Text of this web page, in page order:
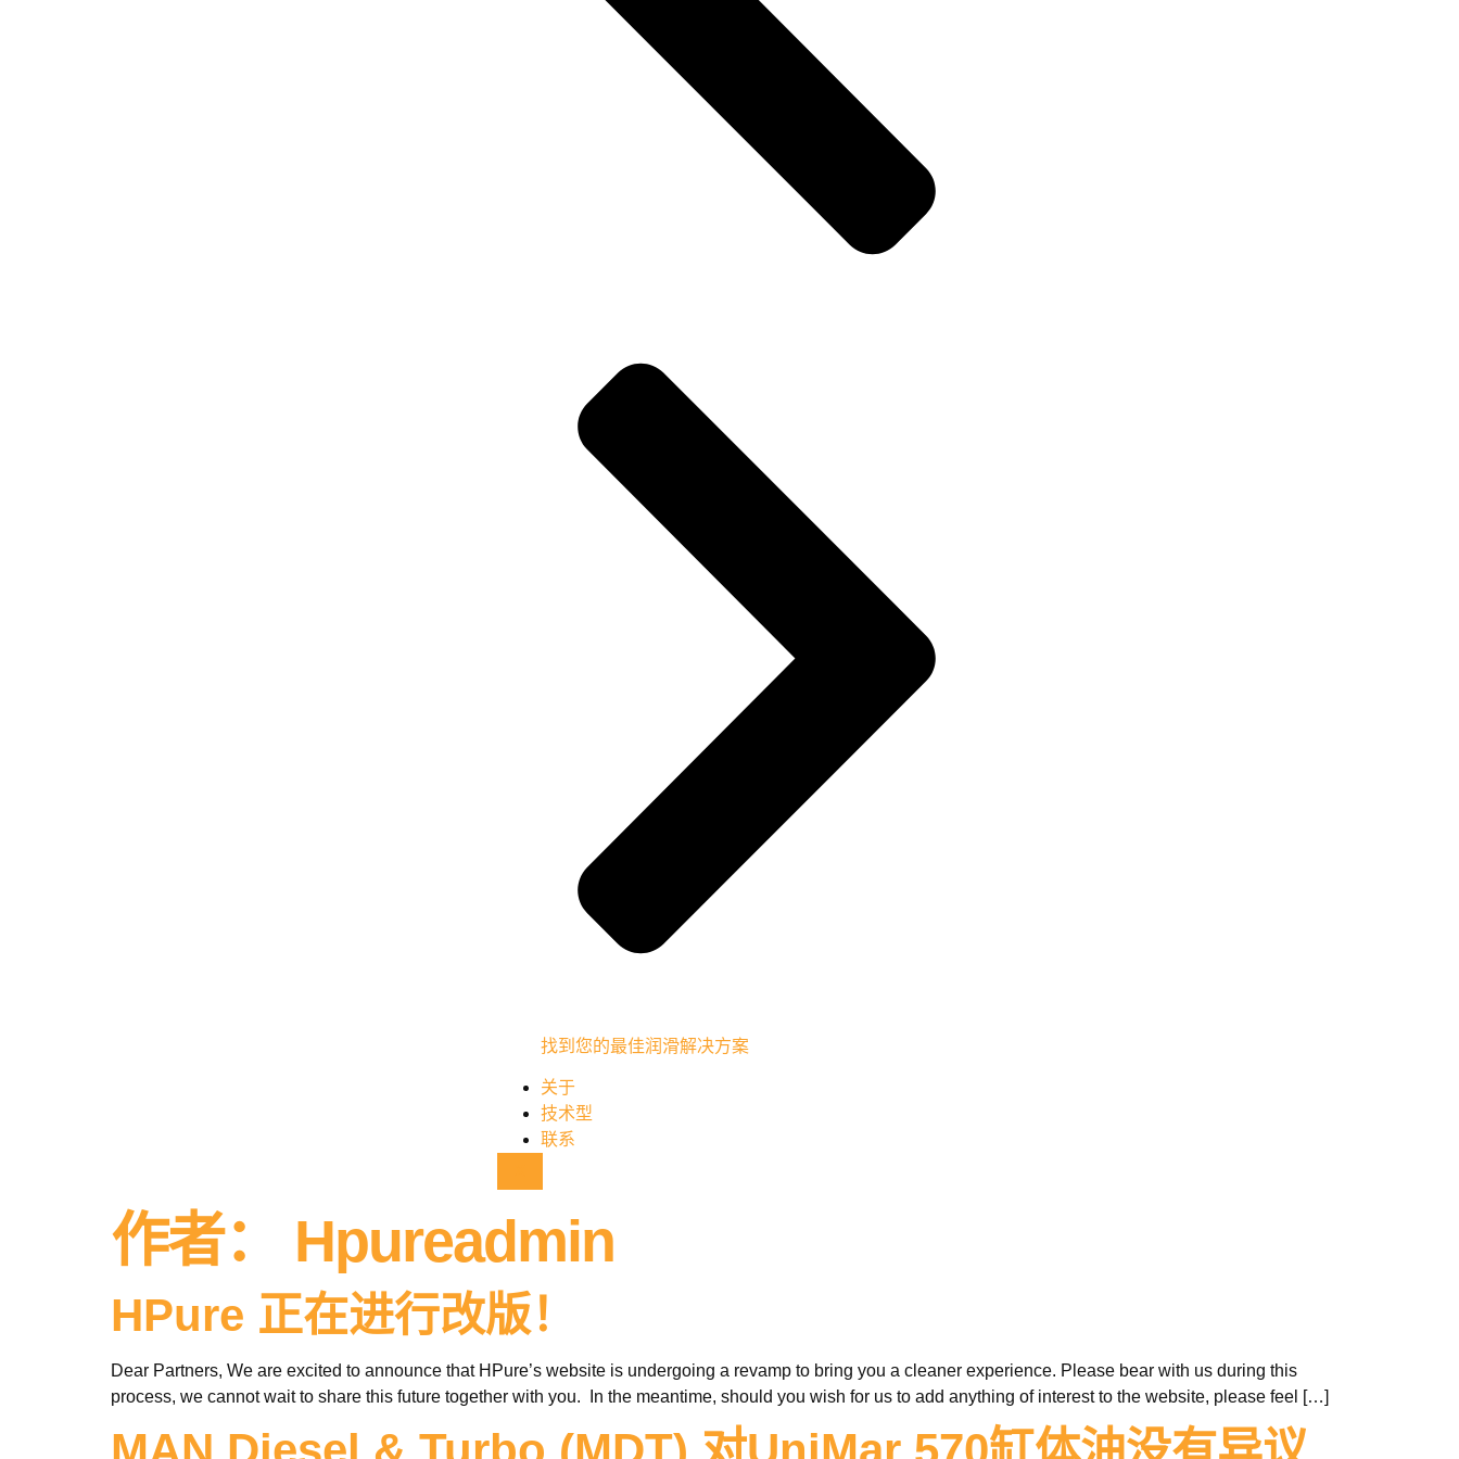
找到您的最佳润滑解决方案
关于
技术型
联系
作者： Hpureadmin
HPure 正在进行改版！
Dear Partners, We are excited to announce that HPure’s website is undergoing a revamp to bring you a cleaner experience. Please bear with us during this
process, we cannot wait to share this future together with you. In the meantime, should you wish for us to add anything of interest to the website, please feel […]